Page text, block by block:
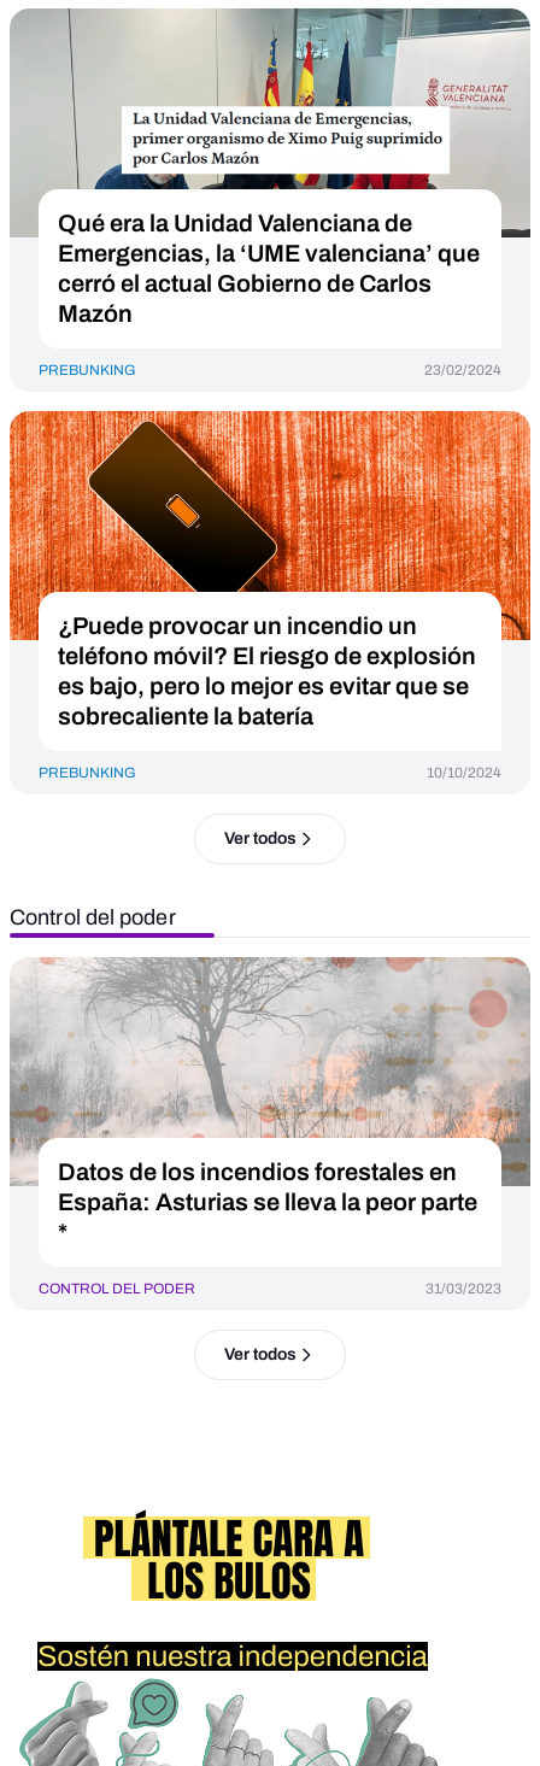
Qué era la Unidad Valenciana de
Emergencias, la ‘UME valenciana’ que
cerró el actual Gobierno de Carlos
Mazón
PREBUNKING 23/02/2024
¿Puede provocar un incendio un
teléfono móvil? El riesgo de explosión
es bajo, pero lo mejor es evitar que se
sobrecaliente la batería
PREBUNKING 10/10/2024
Ver todos
Control del poder
Datos de los incendios forestales en
España: Asturias se lleva la peor parte
*
CONTROL DEL PODER 31/03/2023
Ver todos